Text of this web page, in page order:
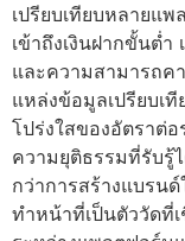
เปรียบเทียบหลายแ
เข้าถึงเงินฝากขั้นต่
และความสามารถค
แหล่งข้อมูลเปรียบเ
โปร่งใสของอัตราต่
ความยุติธรรมที่รับรู้
กว่าการสร้างแบรน
ทำหน้าที่เป็นตัววัดที่